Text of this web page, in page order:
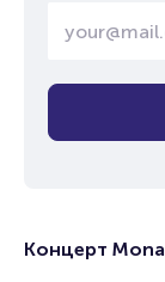
Концерт Mona